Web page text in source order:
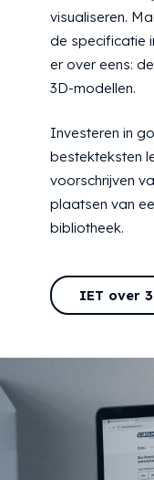
visualiseren.
de specificatie
er over eens:
3D-modellen.
Investeren in
bestekteksten
voorschrijven
plaatsen van
bibliotheek.
IET over